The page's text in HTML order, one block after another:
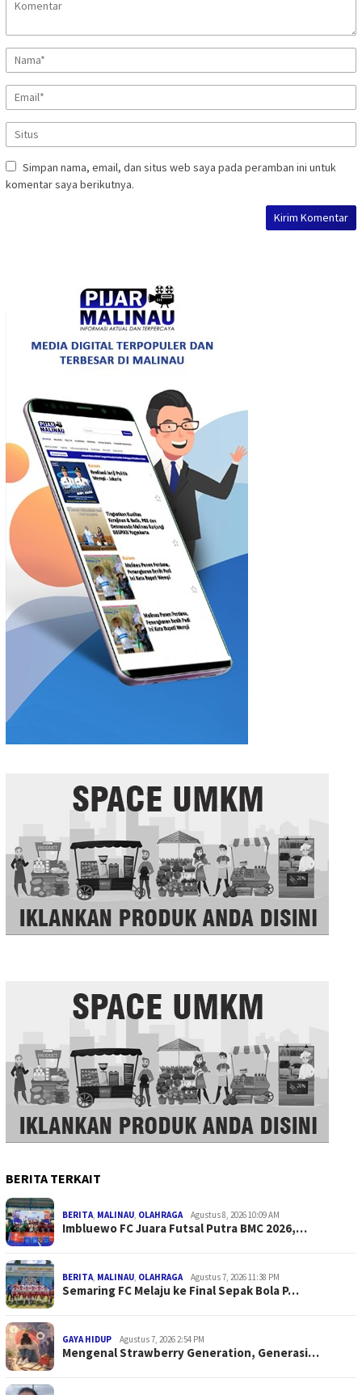
Simpan nama, email, dan situs web saya pada peramban ini untuk
komentar saya berikutnya.
BERITA TERKAIT
BERITA, MALINAU, OLAHRAGA Agustus 8, 2026 10:09 AM
Imbluewo FC Juara Futsal Putra BMC 2026,…
BERITA, MALINAU, OLAHRAGA Agustus 7, 2026 11:38 PM
Semaring FC Melaju ke Final Sepak Bola P…
GAYA HIDUP Agustus 7, 2026 2:54 PM
Mengenal Strawberry Generation, Generasi…